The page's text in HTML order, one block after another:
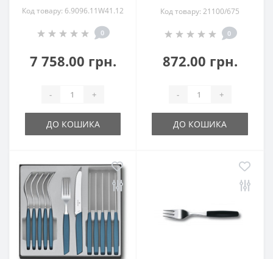
Код товару: 6.9096.11W41.12
0
7 758.00 грн.
- +
ДО КОШИКА
Код товару: 21100/675
0
872.00 грн.
- +
ДО КОШИКА